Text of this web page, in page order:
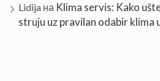
Lidija на Klima servis: Kako
struju uz pravilan odabir klima